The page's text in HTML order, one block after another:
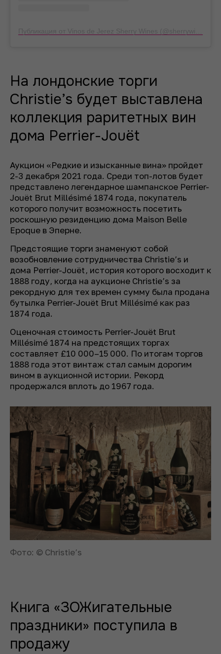
На лондонские торги
Christie’s будет выставлена
коллекция раритетных вин
дома Perrier-Jouët
Аукцион «Редкие и изысканные вина» пройдет
2-3 декабря 2021 года. Среди топ-лотов будет
представлено легендарное шампанское Perrier-
Jouët Brut Millésimé 1874 года, покупатель
которого получит возможность посетить
роскошную резиденцию дома Maison Belle
Epoque в Эперне.
Предстоящие торги знаменуют собой
возобновление сотрудничества Christie’s и
дома Perrier-Jouët, история которого восходит к
1888 году, когда на аукционе Christie’s за
рекордную для тех времен сумму была продана
бутылка Perrier-Jouët Brut Millésimé как раз
1874 года.
Оценочная стоимость Perrier-Jouët Brut
Millésimé 1874 на предстоящих торгах
составляет £10 000–15 000. По итогам торгов
1888 года этот винтаж стал самым дорогим
вином в аукционной истории. Рекорд
продержался вплоть до 1967 года.
Фото: © Christie’s
Книга «ЗОЖигательные
праздники» поступила в
продажу